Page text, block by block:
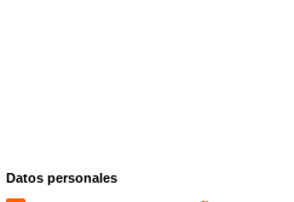
Datos personales